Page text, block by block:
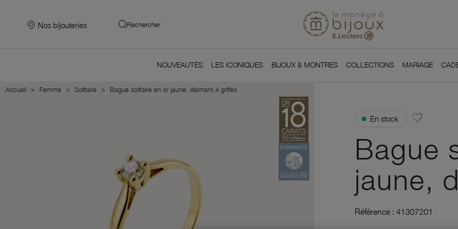
Nos bijouteries Rechercher
NOUVEAUTÉS LES ICONIQUES BIJOUX & MONTRES COLLECTIONS MARIAGE
Accueil Femme Solitaire Bague solitaire en or jaune, diamant,4 griffes
● En stock favorite_borderAjouter à vos
Bague
jaune,
Référence : 41307201